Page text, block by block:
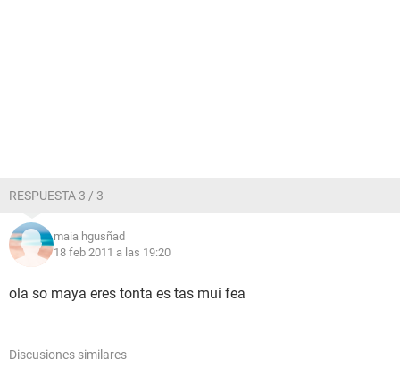
RESPUESTA 3 / 3
maia hgusñad
18 feb 2011 a las 19:20
ola so maya eres tonta es tas mui fea
Discusiones similares